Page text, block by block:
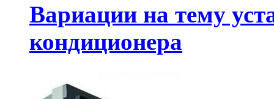
Вариации на тему
кондиционера